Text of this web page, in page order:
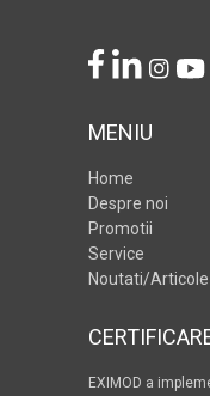
MENIU
Home
Despre noi
Promotii
Service
Noutati/Articole
EXIMOD a